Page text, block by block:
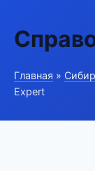
Главная »
Expert